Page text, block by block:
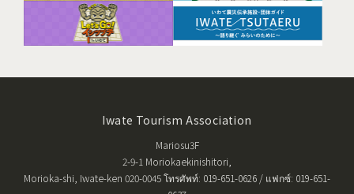
Iwate Tourism Association
Mariosu3F
2-9-1 Moriokaekinishitori,
Morioka-shi, Iwate-ken 020-0045 โทรศัพท์: 019-651-0626 / แฟกซ์: 019-651-